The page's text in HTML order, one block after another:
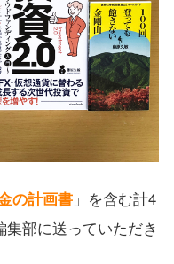
の計画書」を含む計4
部に送っていただき